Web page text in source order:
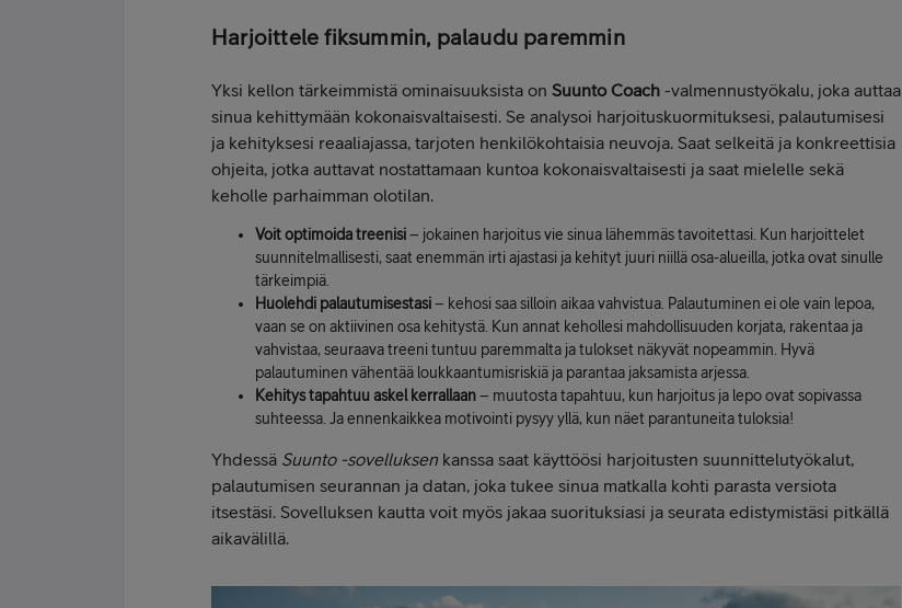
Harjoittele fiksummin, palaudu paremmin
Yksi kellon tärkeimmistä ominaisuuksista on Suunto Coach -valmennustyökalu, joka auttaa
sinua kehittymään kokonaisvaltaisesti. Se analysoi harjoituskuormituksesi, palautumisesi
ja kehityksesi reaaliajassa, tarjoten henkilökohtaisia neuvoja. Saat selkeitä ja konkreettisia
ohjeita, jotka auttavat nostattamaan kuntoa kokonaisvaltaisesti ja saat mielelle sekä
keholle parhaimman olotilan.
Voit optimoida treenisi– jokainen harjoitus vie sinua lähemmäs tavoitettasi. Kun harjoittelet
suunnitelmallisesti, saat enemmän irti ajastasi ja kehityt juuri niillä osa-alueilla, jotka ovat sinulle
tärkeimpiä.
Huolehdi palautumisestasi– kehosi saa silloin aikaa vahvistua. Palautuminen ei ole vain lepoa,
vaan se on aktiivinen osa kehitystä. Kun annat kehollesi mahdollisuuden korjata, rakentaa ja
vahvistaa, seuraava treeni tuntuu paremmalta ja tulokset näkyvät nopeammin. Hyvä
palautuminen vähentää loukkaantumisriskiä ja parantaa jaksamista arjessa.
Kehitys tapahtuu askel kerrallaan– muutosta tapahtuu, kun harjoitus ja lepo ovat sopivassa
suhteessa. Ja ennenkaikkea motivointi pysyy yllä, kun näet parantuneita tuloksia!
Yhdessä Suunto -sovelluksenkanssa saat käyttöösi harjoitusten suunnittelutyökalut,
palautumisen seurannan ja datan, joka tukee sinua matkalla kohti parasta versiota
itsestäsi. Sovelluksen kautta voit myös jakaa suorituksiasi ja seurata edistymistäsi pitkällä
aikavälillä.